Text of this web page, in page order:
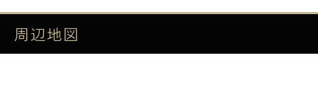
け高級賃貸マンションがパシフィックレジデ
ンス目黒本町です。
周辺地図